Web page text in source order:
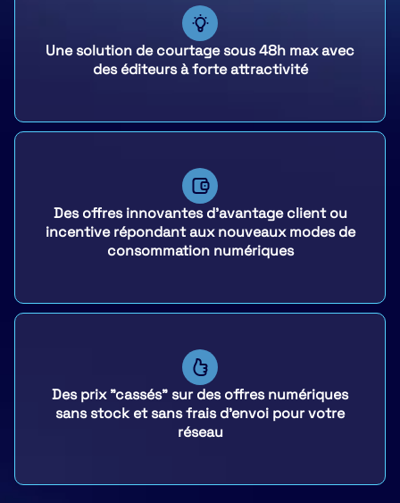
Une solution de courtage sous 48h max avec
des éditeurs à forte attractivité
Des offres innovantes d'avantage client ou
incentive répondant aux nouveaux modes de
consommation numériques
Des prix "cassés" sur des offres numériques
sans stock et sans frais d'envoi pour votre
réseau